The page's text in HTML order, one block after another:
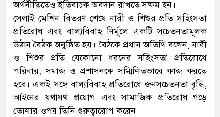
অর্থনীতিতেও ইতিবাচক অবদান রাখতে সক্ষম হন।
সেলাই মেশিন বিতরণ শেষে নারী ও শিশুর প্রতি সহিংসতা
প্রতিরোধ এবং বাল্যবিবাহ নির্মূলে একটি সচেতনতামূলক
উঠান বৈঠক অনুষ্ঠিত হয়। বৈঠকে প্রধান অতিথি বলেন, নারী
ও শিশুর প্রতি যেকোনো ধরনের সহিংসতা প্রতিরোধে
পরিবার, সমাজ ও প্রশাসনকে সম্মিলিতভাবে কাজ করতে
হবে। একই সঙ্গে বাল্যবিবাহ প্রতিরোধে জনসচেতনতা বৃদ্ধি,
আইনের যথাযথ প্রয়োগ এবং সামাজিক প্রতিরোধ গড়ে
তোলার ওপর তিনি গুরুত্বারোপ করেন।